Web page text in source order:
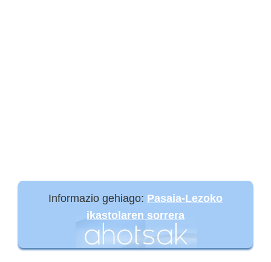
Informazio gehiago: Pasaia-Lezoko
ikastolaren sorrera